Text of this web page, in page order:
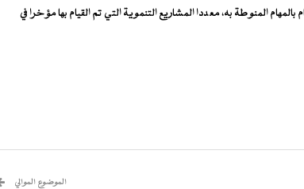
المنوطة به، معددا المشاريع التنموية التي تم القيام بها مؤخرا في
الموضوع الموالي